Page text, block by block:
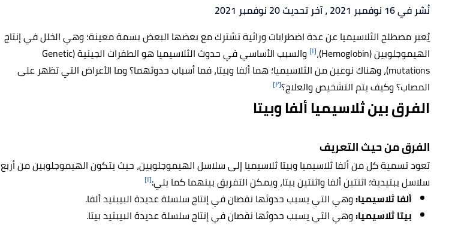
نُشر في 16 نوفمبر 2021
، آخر تحديث 20 نوفمبر 2021
يُعبر مصطلح الثلاسيميا عن عدة اضطرابات وراثية تشترك مع بعضها البعض بسمة معينة؛ وهي الخلل في إنتاج
الهيموجلوبين (Hemoglobin)،
[١]
والسبب الأساسي في حدوث الثلاسيميا هو الطفرات الجينية (Genetic
mutations)، وهناك نوعين من الثلاسيميا؛ هما ألفا وبيتا، فما أسباب حدوثهما؟ وما الأعراض التي تظهر على
المصاب؟ وكيف يتم التشخيص والعلاج؟[٢]
الفرق بين ثلاسيميا ألفا وبيتا
الفرق من حيث التعريف
تعود تسمية كل من ألفا ثلاسيميا وبيتا ثلاسيميا إلى سلاسل الهيموجلوبين، حيث يتكون الهيموجلوبين من أربع
سلاسل ببتيدية؛ اثنتين ألفا واثنتين بيتا، ويمكن التفريق بينهما كما يلي:[١]
ألفا ثلاسيميا:وهي التي يسبب حدوثها نقصان في إنتاج سلسلة عديدة البيبتيد ألفا.
بيتا ثلاسيميا:وهي التي يسبب حدوثها نقصان في إنتاج سلسلة عديدة البيبتيد بيتا.